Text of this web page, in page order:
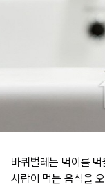
바퀴벌레는 먹이를
사람이 먹는 음식을